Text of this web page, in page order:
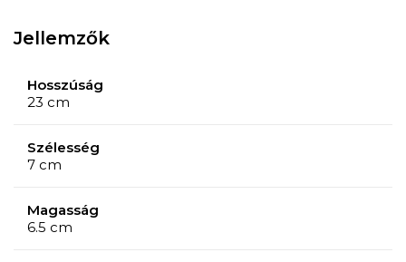
Jellemzők
Hosszúság
23 cm
Szélesség
7 cm
Magasság
6.5 cm